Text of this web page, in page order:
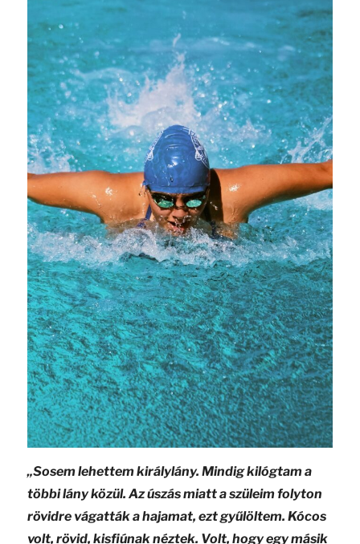
„Sosem lehettem királylány. Mindig kilógtam a
többi lány közül. Az úszás miatt a szüleim folyton
rövidre vágatták a hajamat, ezt gyűlöltem. Kócos
volt, rövid, kisfiúnak néztek. Volt, hogy egy másik